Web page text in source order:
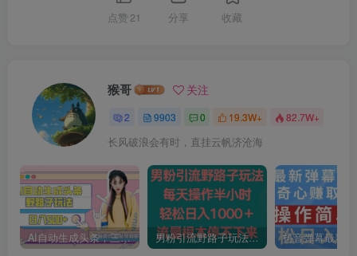
点赞 21 分享 收藏
猴哥 关注
2 9903 0 19.3W+ 82.7W+
长风破浪会有时，直挂云帆济沧海
AI自动生成头条，三天必起号，三分钟轻松发布内容，复制粘贴，保姆级教… 男粉引流野路子玩法，每天操作半小时轻松日入1000＋，流量根本停不下来